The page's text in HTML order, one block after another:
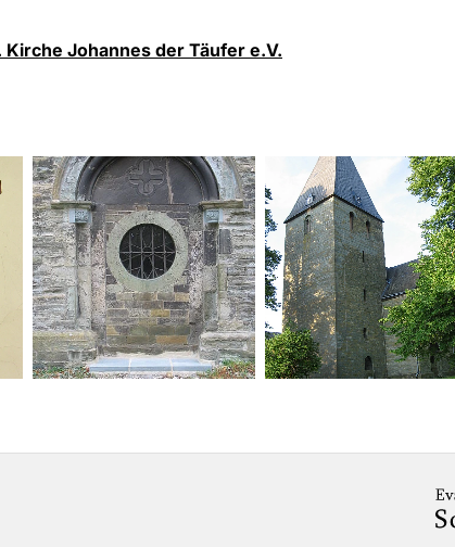
Johannes der Täufer e.V.